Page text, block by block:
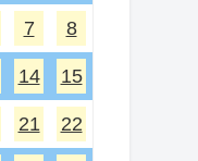
7 8
14 15
21 22